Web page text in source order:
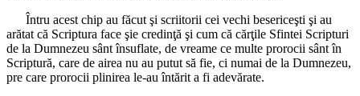
Întru acest chip au făcut şi scriitorii cei vechi besericeşti şi au
arătat că Scriptura face şie credinţă şi cum că cărţile Sfintei Scripturi
de la Dumnezeu sânt însuflate, de vreame ce multe prorocii sânt în
Scriptură, care de airea nu au putut să fie, ci numai de la Dumnezeu,
pre care prorocii plinirea le-au întărit a fi adevărate.